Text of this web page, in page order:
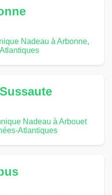
Nadeau à Arbonne,
Nadeau à Arbouet
Atlantiques